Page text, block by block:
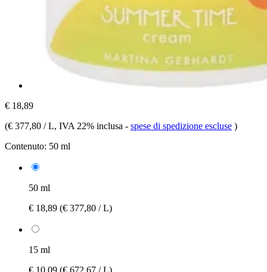
€ 18,89
(€ 377,80 / L, IVA 22% inclusa - spese di spedizione escluse )
Contenuto: 50 ml
50 ml
€ 18,89 (€ 377,80 / L)
15 ml
€ 10,09 (€ 672,67 / L)